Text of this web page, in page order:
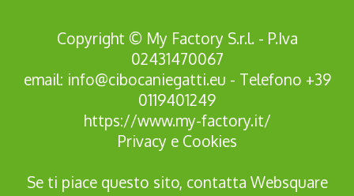
Copyright © My Factory S.r.l. - P.Iva
02431470067
email: info@cibocaniegatti.eu - Telefono +39
0119401249
https://www.my-factory.it/
Privacy e Cookies
Se ti piace questo sito, contatta Websquare